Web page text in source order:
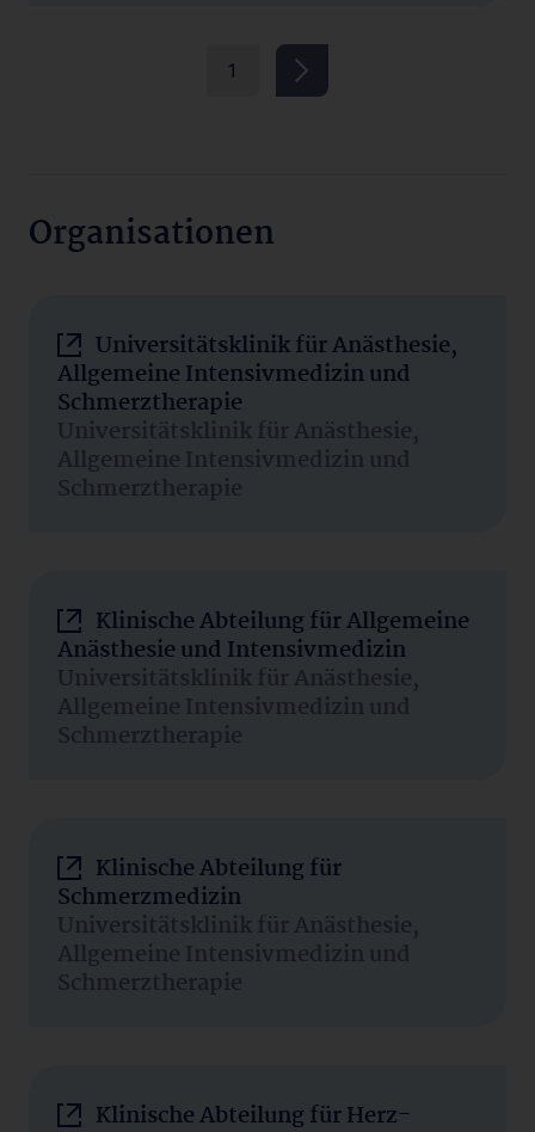
1
Organisationen
Universitätsklinik für Anästhesie,
Allgemeine Intensivmedizin und
Schmerztherapie
Universitätsklinik für Anästhesie,
Allgemeine Intensivmedizin und
Schmerztherapie
Klinische Abteilung für Allgemeine
Anästhesie und Intensivmedizin
Universitätsklinik für Anästhesie,
Allgemeine Intensivmedizin und
Schmerztherapie
Klinische Abteilung für
Schmerzmedizin
Universitätsklinik für Anästhesie,
Allgemeine Intensivmedizin und
Schmerztherapie
Klinische Abteilung für Herz-